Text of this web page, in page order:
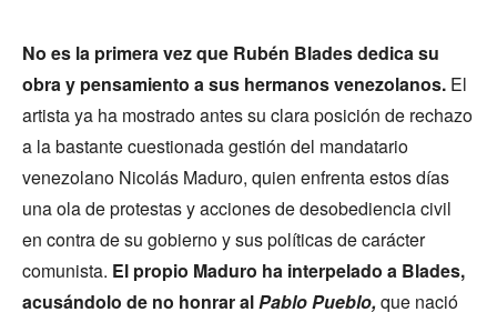
No es la primera vez que Rubén Blades dedica su
obra y pensamiento a sus hermanos venezolanos. El
artista ya ha mostrado antes su clara posición de rechazo
a la bastante cuestionada gestión del mandatario
venezolano Nicolás Maduro, quien enfrenta estos días
una ola de protestas y acciones de desobediencia civil
en contra de su gobierno y sus políticas de carácter
comunista. El propio Maduro ha interpelado a Blades,
acusándolo de no honrar alPablo Pueblo, que nació